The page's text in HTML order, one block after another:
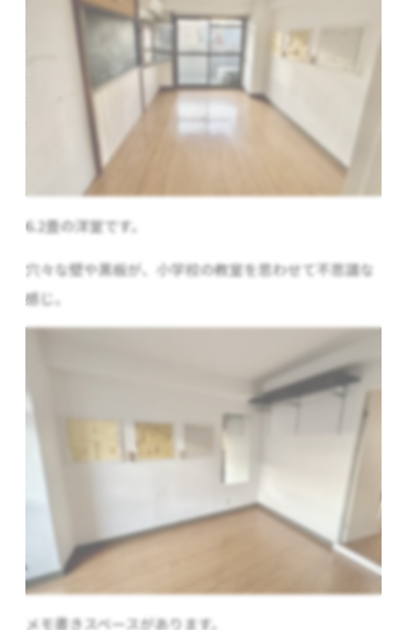
6.2畳の洋室です。
穴々な壁や黒板が、小学校の教室を思わせて不思議な
感じ。
メモ書きスペースがあります。